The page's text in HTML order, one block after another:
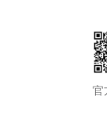
官